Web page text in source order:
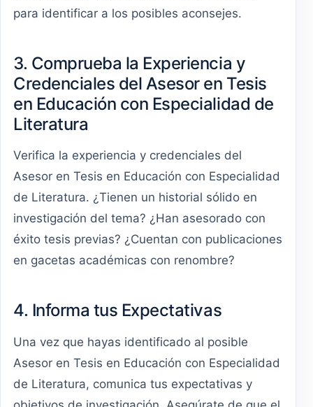
para identificar a los posibles aconsejes.
3. Comprueba la Experiencia y
Credenciales del Asesor en Tesis
en Educación con Especialidad de
Literatura
Verifica la experiencia y credenciales del
Asesor en Tesis en Educación con Especialidad
de Literatura. ¿Tienen un historial sólido en
investigación del tema? ¿Han asesorado con
éxito tesis previas? ¿Cuentan con publicaciones
en gacetas académicas con renombre?
4. Informa tus Expectativas
Una vez que hayas identificado al posible
Asesor en Tesis en Educación con Especialidad
de Literatura, comunica tus expectativas y